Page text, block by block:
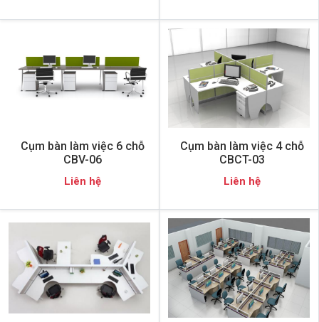
Cụm bàn làm việc 6 chỗ
CBV-06
Liên hệ
Cụm bàn làm việc 4 chỗ
CBCT-03
Liên hệ